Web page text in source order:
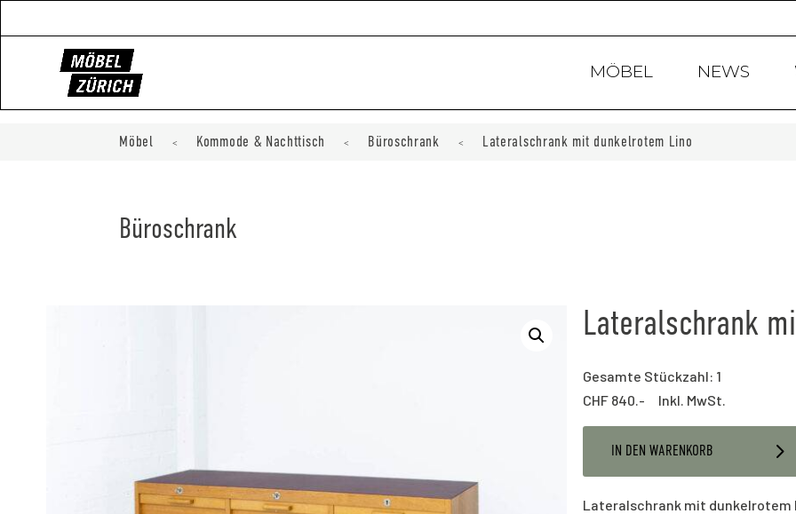
MÖBEL NEWS
Products
Möbel < Kommode & Nachttisch < Büroschrank < Lateralschrank mit dunkelrotem Lino
Büroschrank
Lateralschrank
Gesamte Stückzahl: 1
CHF 840.- Inkl. MwSt.
IN DEN WARENKORB
Lateralschrank mit dunkelrotem